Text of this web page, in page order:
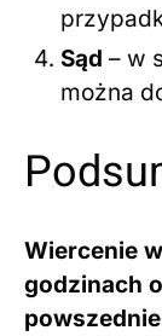
Sąd – w
można
Wiercenie
godzinach